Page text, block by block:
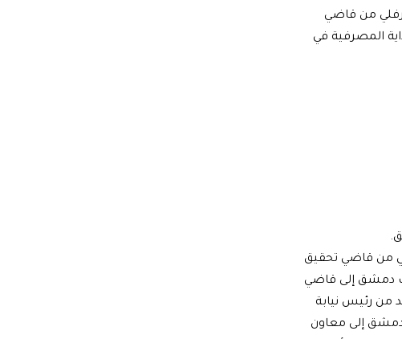
من قاضي
المصرفية في
من قاضي تحقيق
دمشق إلى قاضي
من رئيس نيابة
دمشق إلى معاون